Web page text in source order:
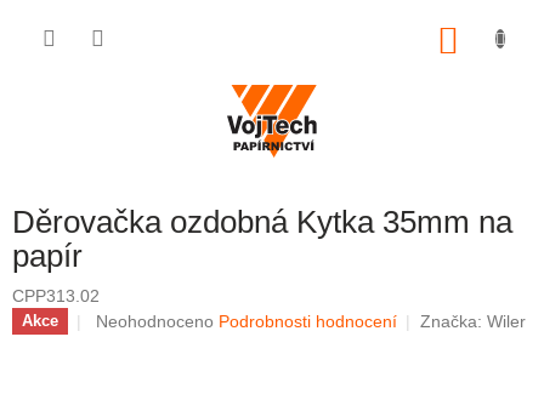
Děrovačka ozdobná Kytka 35mm na
papír
CPP313.02
Akce Průměrné hodnocení produktu je 0,0 z 5 hvězdiček.
Neohodnoceno Podrobnosti hodnocení Značka: Wiler